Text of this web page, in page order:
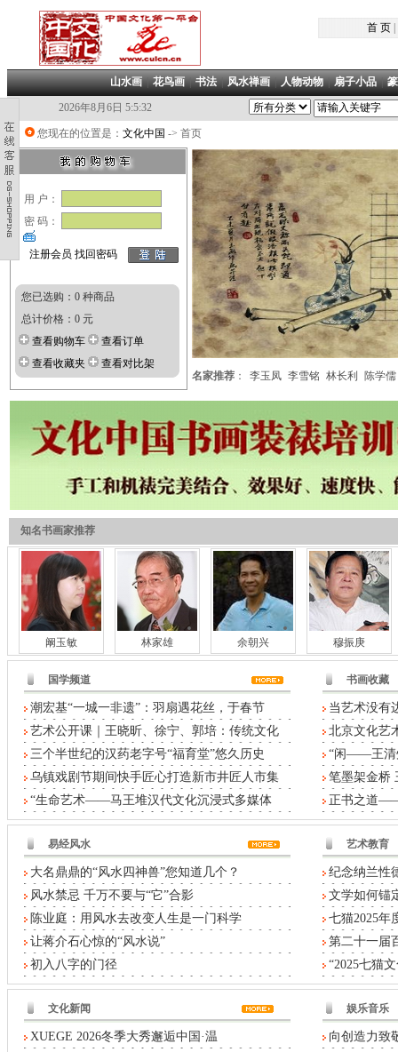
首 页|
山水画|花鸟画|书法|风水禅画|人物动物|扇子小品|
2026年8月6日 5:5:33
您现在的位置是： 文化中国 -> 首页
用 户：
密 码：
注册会员 找回密码
您已选购：0 种商品
总计价格：0 元
查看购物车
查看订单
查看收藏夹
查看对比架
名家推荐 ： 李玉凤 李雪铭 林长利 陈学儒
知名书画家推荐
阚玉敏 林家雄 余朝兴 穆振庚
国学频道
潮宏基“一城一非遗”：羽扇遇花丝，于春节
艺术公开课｜王晓昕、徐宁、郭培：传统文化
三个半世纪的汉药老字号“福育堂”悠久历史
乌镇戏剧节期间快手匠心打造新市井匠人市集
“生命艺术——马王堆汉代文化沉浸式多媒体
书画收藏
当艺术没有
北京文化艺
“闲——王清
笔墨架金桥
正书之道
易经风水
大名鼎鼎的“风水四神兽”您知道几个？
风水禁忌 千万不要与“它”合影
陈业庭：用风水去改变人生是一门科学
让蒋介石心惊的“风水说”
初入八字的门径
艺术教育
纪念纳兰性
文学如何锚
七猫2025年
第二十一届
“2025七猫
文化新闻
XUEGE 2026冬季大秀邂逅中国·温
娱乐音乐
向创造力致